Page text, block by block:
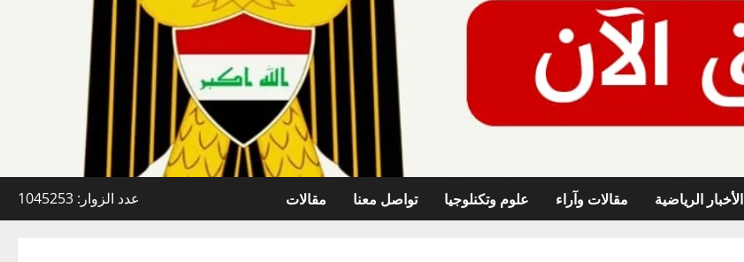
الأخبار الرياضية مقالات وآراء علوم وتكنلوجيا تواصل معنا مقالات عدد الزوار: 1045253